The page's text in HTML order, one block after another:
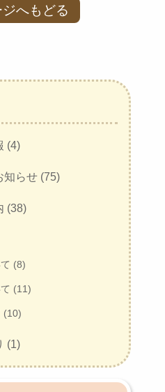
へもどる
(4)
知らせ (75)
(38)
(8)
(11)
(10)
(1)